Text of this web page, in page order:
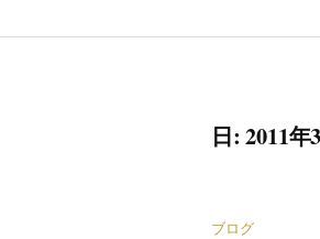
日: 2011年
ブログ